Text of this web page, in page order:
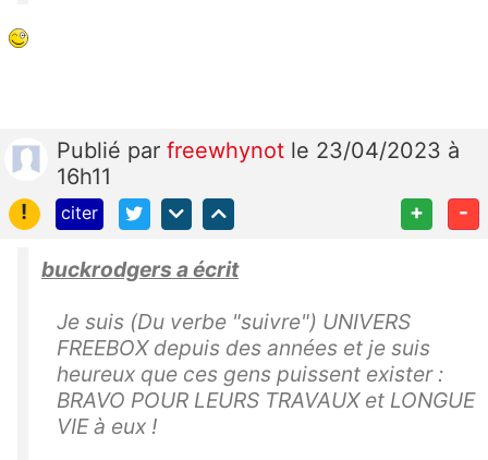
Publié par freewhynot le 23/04/2023 à
16h11
!
citer + -
buckrodgers a écrit
Je suis (Du verbe "suivre") UNIVERS
FREEBOX depuis des années et je suis
heureux que ces gens puissent exister :
BRAVO POUR LEURS TRAVAUX et LONGUE
VIE à eux !